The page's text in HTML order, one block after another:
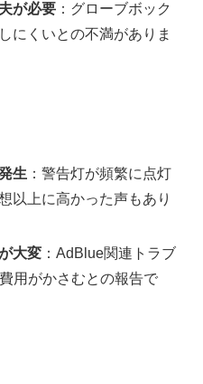
が必要 ：グローブボック
にくいとの不満がありま
生 ：警告灯が頻繁に点灯
以上に高かった声もあり
大変 ：AdBlue関連トラブ
用がかさむとの報告で